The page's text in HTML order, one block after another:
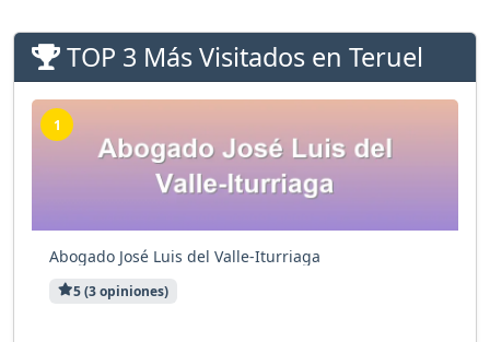
TOP 3 Más Visitados en Teruel
1
Abogado José Luis del Valle-Iturriaga
5 (3 opiniones)